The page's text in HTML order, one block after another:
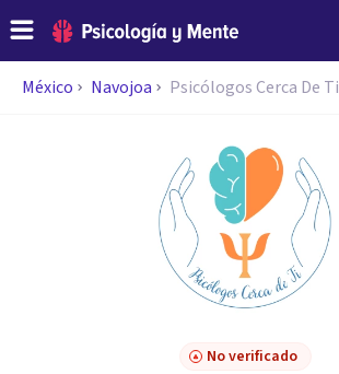
México Navojoa Psicólogos Cerca De Ti
No verificado